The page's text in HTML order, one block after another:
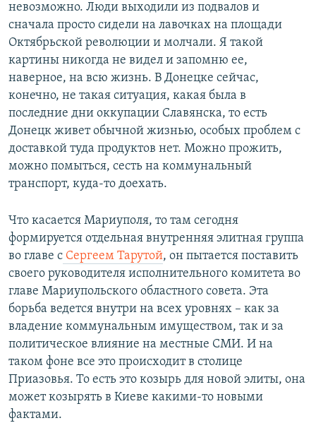
невозможно. Люди выходили из подвалов и
сначала просто сидели на лавочках на площади
Октябрьской революции и молчали. Я такой
картины никогда не видел и запомню ее,
наверное, на всю жизнь. В Донецке сейчас,
конечно, не такая ситуация, какая была в
последние дни оккупации Славянска, то есть
Донецк живет обычной жизнью, особых проблем с
доставкой туда продуктов нет. Можно прожить,
можно помыться, сесть на коммунальный
транспорт, куда-то доехать.
Что касается Мариуполя, то там сегодня
формируется отдельная внутренняя элитная группа
во главе с Сергеем Тарутой, он пытается поставить
своего руководителя исполнительного комитета во
главе Мариупольского областного совета. Эта
борьба ведется внутри на всех уровнях – как за
владение коммунальным имуществом, так и за
политическое влияние на местные СМИ. И на
таком фоне все это происходит в столице
Приазовья. То есть это козырь для новой элиты, она
может козырять в Киеве какими-то новыми
фактами.